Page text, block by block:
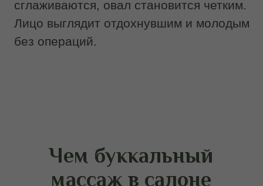
средств. В домашних условиях
обеспечить такой уровень гигиены
затруднительно.
устойчивым. Домашние попытки обычно
ограничиваются изолированными
движениями, не способными повлиять